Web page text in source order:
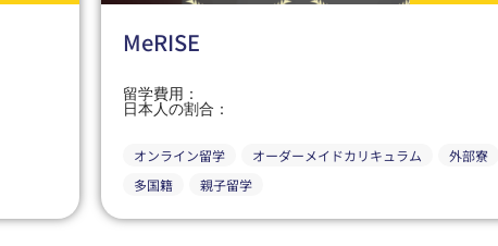
MeRISE
留学費用：
日本人の割合：
オンライン留学 オーダーメイドカリキュラム
外部寮
多国籍
親子留学